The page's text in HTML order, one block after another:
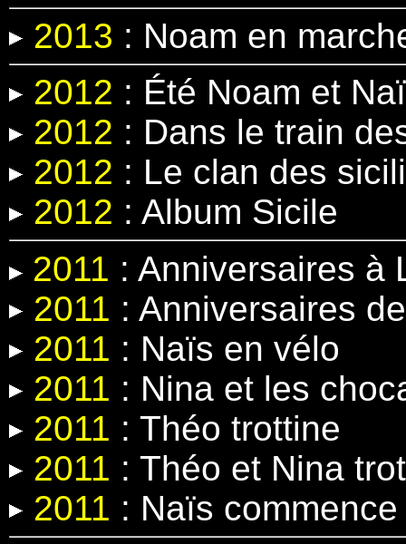
2013 : Noam en
2012 : Été Noam et
2012 : Dans le train
2012 : Le clan des
2012 : Album Sicile
2011 : Anniversaires à
2011 : Anniversaires
2011 : Naïs en vélo
2011 : Nina et les
2011 : Théo trottine
2011 : Théo et Nina
2011 : Naïs